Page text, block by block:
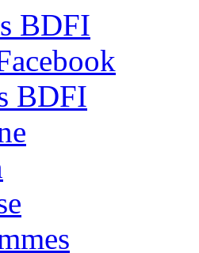
BDFI
BDFI